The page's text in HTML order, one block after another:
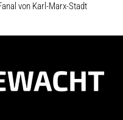
von Karl-Marx-Stadt